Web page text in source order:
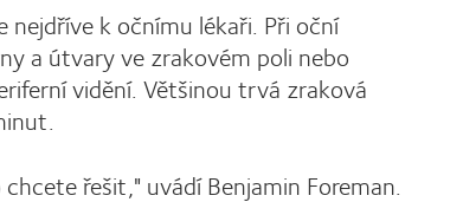
k očnímu lékaři. Při oční
a útvary ve zrakovém poli nebo
vidění. Většinou trvá zraková
řešit," uvádí Benjamin Foreman.